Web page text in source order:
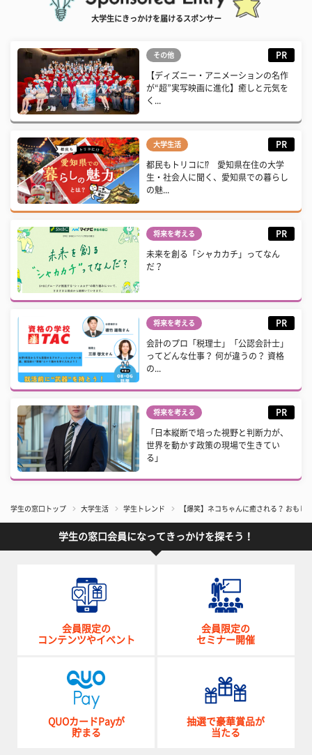
大学生にきっかけを届けるスポンサー
その他 PR
【ディズニー・アニメーションの名作
が“超”実写映画に進化】癒しと元気を
く...
大学生活 PR
都民もトリコに⁉ 愛知県在住の大学
生・社会人に聞く、愛知県での暮らし
の魅...
将来を考える PR
未来を創る「シャカカチ」ってなん
だ？
将来を考える PR
会計のプロ「税理士」「公認会計士」
ってどんな仕事？ 何が違うの？ 資格
の...
将来を考える PR
「日本縦断で培った視野と判断力が、
世界を動かす政策の現場で生きてい
る」
学生の窓口トップ 大学生活 学生トレンド 【爆笑】ネコちゃんに癒される？ おも
学生の窓口会員になってきっかけを探そう！
会員限定の
コンテンツやイベント
会員限定の
セミナー開催
QUOカードPayが
貯まる
抽選で豪華賞品が
当たる